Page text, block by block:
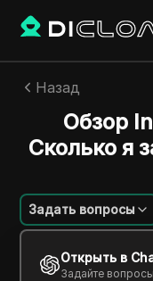
Назад
Обзор
Сколько я
Задать вопросы
Открыть в
Задайте
Екатерина
03 мая 2025